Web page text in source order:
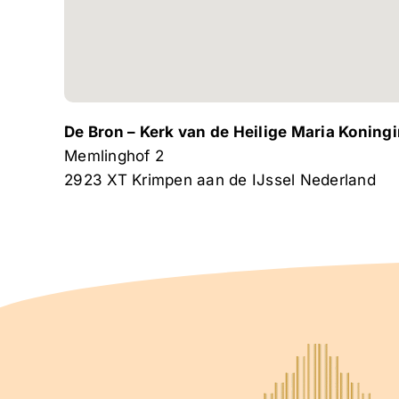
De Bron – Kerk van de Heilige Maria
Memlinghof 2
2923 XT Krimpen aan de IJssel Nederland